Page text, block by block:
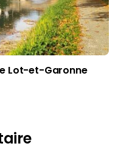
Lot-et-Garonne